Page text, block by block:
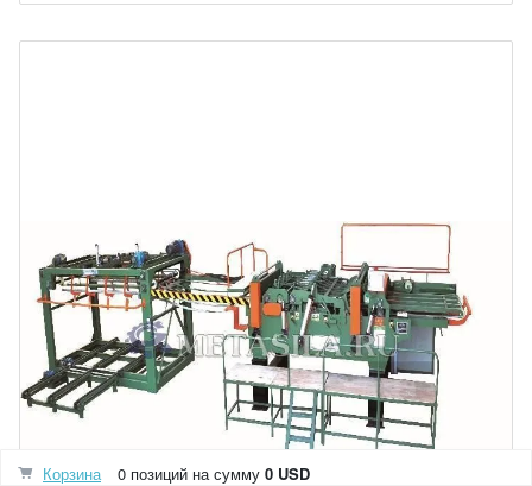
Корзина 0 позиций на сумму 0 USD